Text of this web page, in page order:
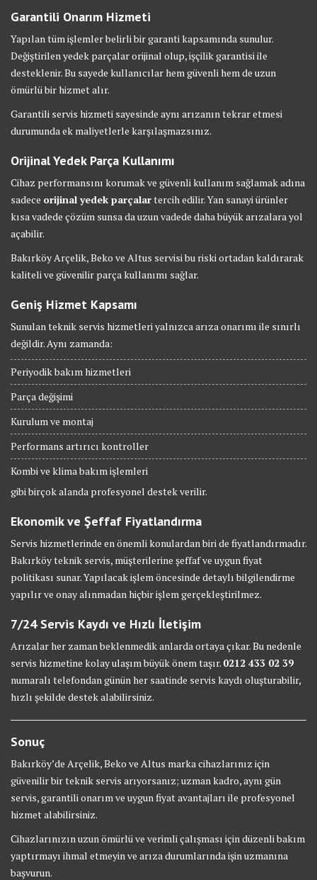
Garantili Onarım Hizmeti
Yapılan tüm işlemler belirli bir garanti kapsamında sunulur.
Değiştirilen yedek parçalar orijinal olup, işçilik garantisi ile
desteklenir. Bu sayede kullanıcılar hem güvenli hem de uzun
ömürlü bir hizmet alır.
Garantili servis hizmeti sayesinde aynı arızanın tekrar etmesi
durumunda ek maliyetlerle karşılaşmazsınız.
Orijinal Yedek Parça Kullanımı
Cihaz performansını korumak ve güvenli kullanım sağlamak adına
sadece orijinal yedek parçalartercih edilir. Yan sanayi ürünler
kısa vadede çözüm sunsa da uzun vadede daha büyük arızalara yol
açabilir.
Bakırköy Arçelik, Beko ve Altus servisi bu riski ortadan kaldırarak
kaliteli ve güvenilir parça kullanımı sağlar.
Geniş Hizmet Kapsamı
Sunulan teknik servis hizmetleri yalnızca arıza onarımı ile sınırlı
değildir. Aynı zamanda:
Periyodik bakım hizmetleri
Parça değişimi
Kurulum ve montaj
Performans artırıcı kontroller
Kombi ve klima bakım işlemleri
gibi birçok alanda profesyonel destek verilir.
Ekonomik ve Şeffaf Fiyatlandırma
Servis hizmetlerinde en önemli konulardan biri de fiyatlandırmadır.
Bakırköy teknik servis, müşterilerine şeffaf ve uygun fiyat
politikası sunar. Yapılacak işlem öncesinde detaylı bilgilendirme
yapılır ve onay alınmadan hiçbir işlem gerçekleştirilmez.
7/24 Servis Kaydı ve Hızlı İletişim
Arızalar her zaman beklenmedik anlarda ortaya çıkar. Bu nedenle
servis hizmetine kolay ulaşım büyük önem taşır. 0212 433 02 39
numaralı telefondan günün her saatinde servis kaydı oluşturabilir,
hızlı şekilde destek alabilirsiniz.
Sonuç
Bakırköy’de Arçelik, Beko ve Altus marka cihazlarınız için
güvenilir bir teknik servis arıyorsanız; uzman kadro, aynı gün
servis, garantili onarım ve uygun fiyat avantajları ile profesyonel
hizmet alabilirsiniz.
Cihazlarınızın uzun ömürlü ve verimli çalışması için düzenli bakım
yaptırmayı ihmal etmeyin ve arıza durumlarında işin uzmanına
başvurun.